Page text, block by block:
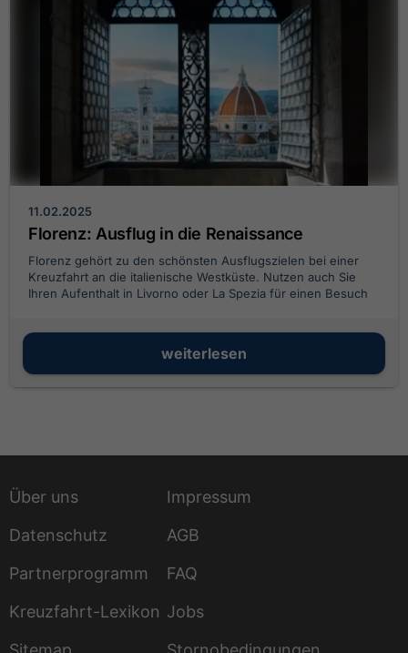
11.02.2025
Florenz: Ausflug in die Renaissance
Florenz gehört zu den schönsten Ausflugszielen bei einer
Kreuzfahrt an die italienische Westküste. Nutzen auch Sie
Ihren Aufenthalt in Livorno oder La Spezia für einen Besuch
weiterlesen
Über uns
Impressum
Datenschutz
AGB
Partnerprogramm
FAQ
Kreuzfahrt-Lexikon Jobs